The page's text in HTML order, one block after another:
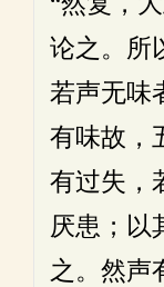
论之。所
若声无味
有味故，
有过失，
厌患；以
之。然声